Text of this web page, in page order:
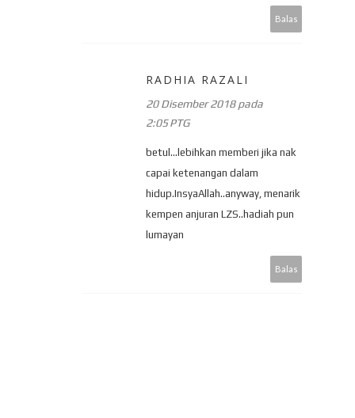
Balas
RADHIA RAZALI
20 Disember 2018 pada
2:05 PTG
betul...lebihkan memberi jika nak
capai ketenangan dalam
hidup.InsyaAllah..anyway, menarik
kempen anjuran LZS..hadiah pun
lumayan
Balas